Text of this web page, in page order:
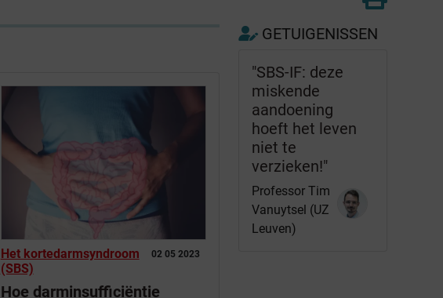
02 05 2023
Het kortedarmsyndroom
(SBS)
Hoe darminsufficiëntie
GETUIGENISSEN
"SBS-IF: deze
miskende
aandoening
hoeft het leven
niet te
verzieken!"
Professor Tim
Vanuytsel (UZ
Leuven)